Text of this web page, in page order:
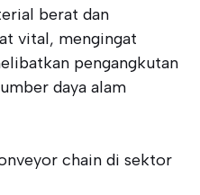
berat dan
vital, mengingat
pengangkutan
daya alam
chain di sektor